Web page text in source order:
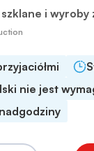
i wyroby
nie jest